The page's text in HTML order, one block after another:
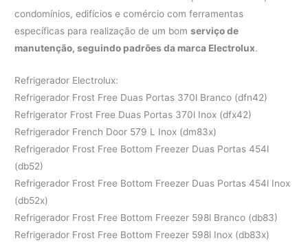
condomínios, edifícios e comércio com ferramentas
específicas para realização de um bomserviço de
manutenção, seguindo padrões da marca Electrolux.
Refrigerador Electrolux:
Refrigerador Frost Free Duas Portas 370l Branco (dfn42)
Refrigerator Frost Free Duas Portas 370l Inox (dfx42)
Refrigerador French Door 579 L Inox (dm83x)
Refrigerador Frost Free Bottom Freezer Duas Portas 454l
(db52)
Refrigerador Frost Free Bottom Freezer Duas Portas 454l Inox
(db52x)
Refrigerador Frost Free Bottom Freezer 598l Branco (db83)
Refrigerador Frost Free Bottom Freezer 598l Inox (db83x)